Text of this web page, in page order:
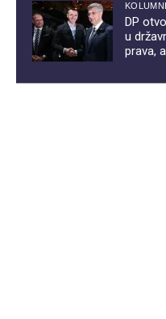
DP
u
prava,